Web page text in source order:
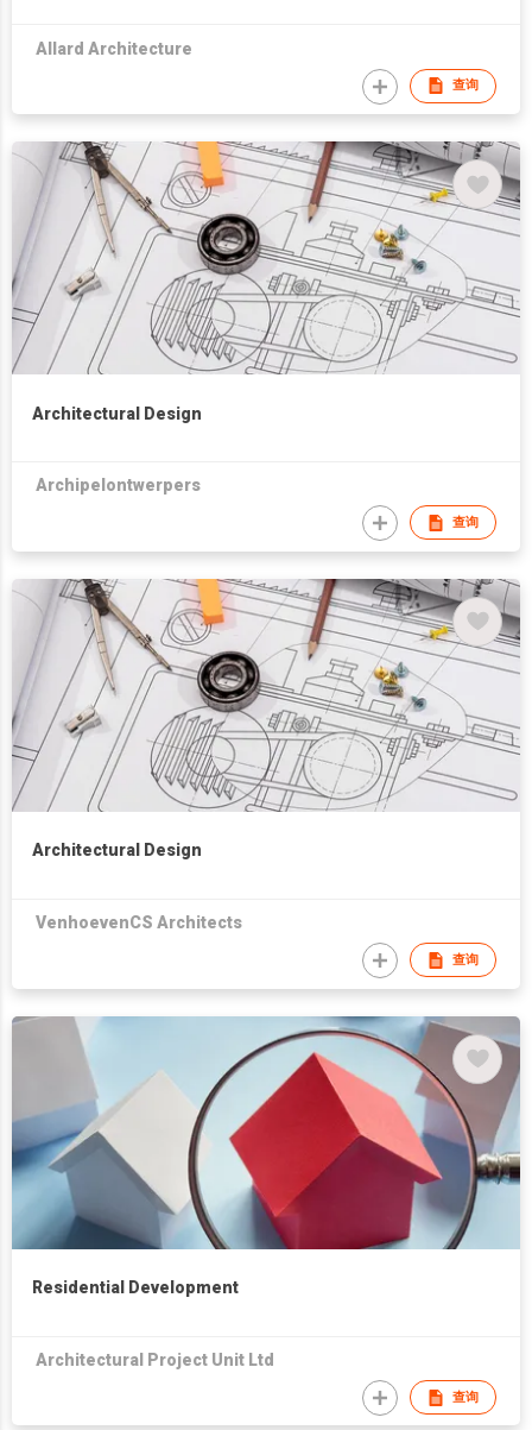
Allard Architecture
查询
Architectural Design
Archipelontwerpers
查询
Architectural Design
VenhoevenCS Architects
查询
Residential Development
Architectural Project Unit Ltd
查询